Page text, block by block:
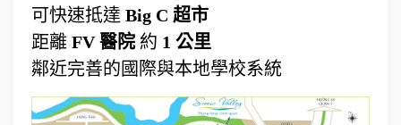
可快速抵達 Big C 超市
距離 FV 醫院約 1 公里
鄰近完善的國際與本地學校系統